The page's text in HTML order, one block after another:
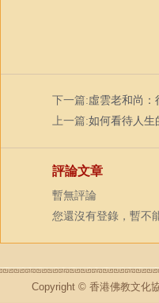
下一篇:虛雲老和尚：
上一篇:如何看待人生
評論文章
暫無評論
您還沒有登錄，暫不
Copyright © 香港佛教文化